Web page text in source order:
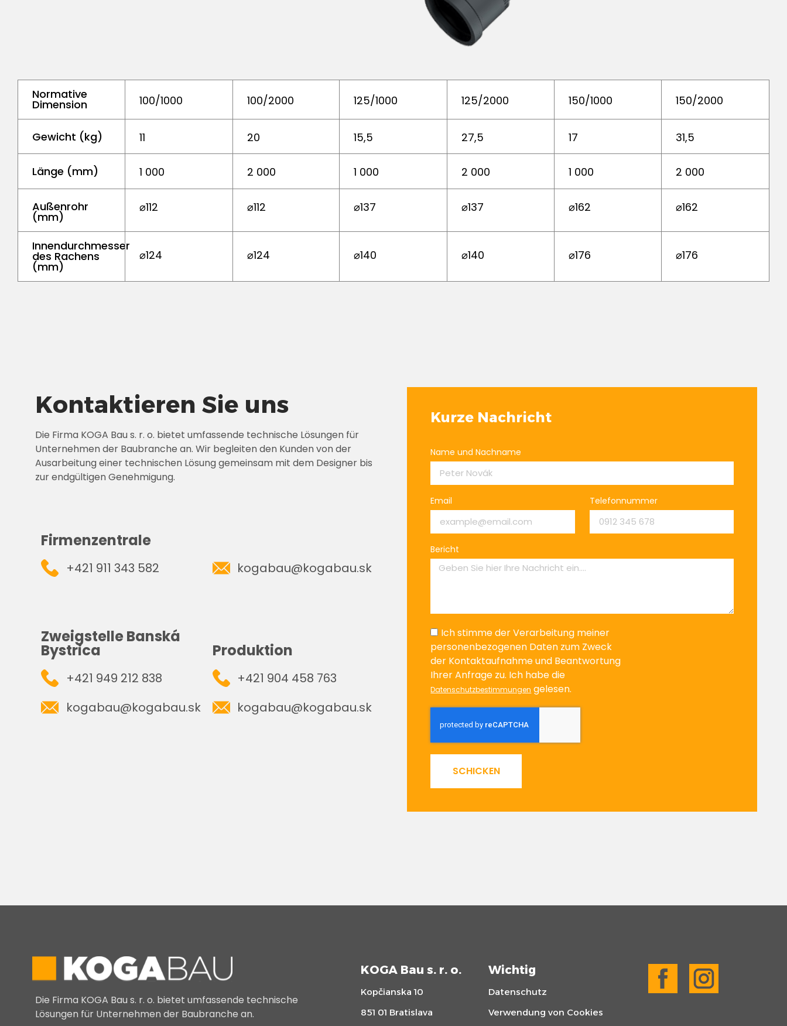
Normative
Dimension 100/1000 100/2000 125/1000 125/2000 150/1000 150/2000
Gewicht (kg) 11 20 15,5 27,5 17 31,5
Länge (mm) 1 000 2 000 1 000 2 000 1 000 2 000
Außenrohr
(mm)
⌀112 ⌀112 ⌀137 ⌀137 ⌀162 ⌀162
Innendurchmesser
des Rachens
(mm)
⌀124 ⌀124 ⌀140 ⌀140 ⌀176 ⌀176
Kontaktieren Sie uns
Die Firma KOGA Bau s. r. o. bietet umfassende technische Lösungen für
Unternehmen der Baubranche an. Wir begleiten den Kunden von der
Ausarbeitung einer technischen Lösung gemeinsam mit dem Designer bis
zur endgültigen Genehmigung.
Firmenzentrale
+421 911 343 582 kogabau@kogabau.sk
Zweigstelle Banská
Bystrica
+421 949 212 838
kogabau@kogabau.sk
Produktion
+421 904 458 763
kogabau@kogabau.sk
Kurze Nachricht
Name und Nachname
Email Telefonnummer
Bericht
Ich stimme der Verarbeitung meiner
personenbezogenen Daten zum Zweck
der Kontaktaufnahme und Beantwortung
Ihrer Anfrage zu. Ich habe die
Datenschutzbestimmungen gelesen.
SCHICKEN
Die Firma KOGA Bau s. r. o. bietet umfassende technische
Lösungen für Unternehmen der Baubranche an.
KOGA Bau s. r. o.
Kopčianska 10
851 01 Bratislava
Wichtig
Datenschutz
Verwendung von Cookies